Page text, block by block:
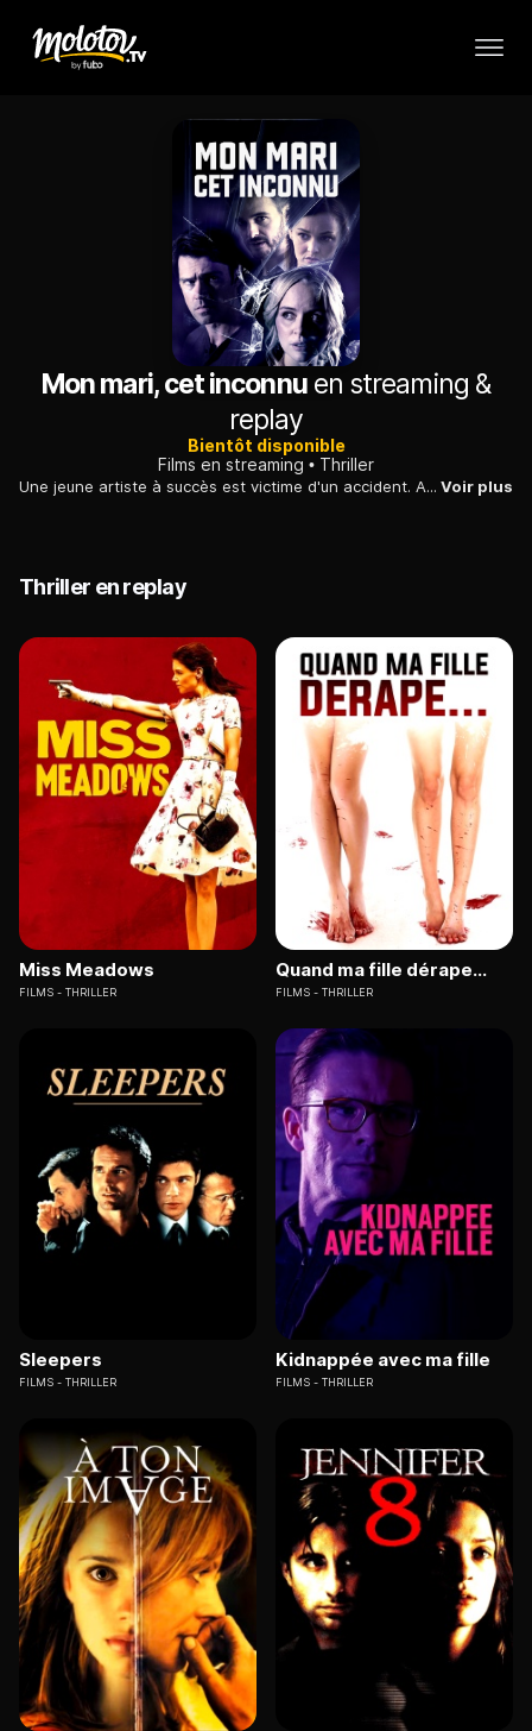
Mon mari, cet inconnuen streaming &
replay
Bientôt disponible
Films en streaming
Thriller
Une jeune artiste à succès est victime d'un accident. A son réveil à l'hôpital, elle n'accorde aucune confiance à son mari, son manager et sa meilleure amie. Voir plus
Thriller en replay
Miss Meadows
FILMS THRILLER
Quand ma fille dérape...
FILMS THRILLER
Sleepers
FILMS THRILLER
Kidnappée avec ma fille
FILMS THRILLER